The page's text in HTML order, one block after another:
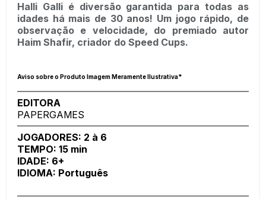
Halli Galli é diversão garantida para todas as
idades há mais de 30 anos! Um jogo rápido, de
observação e velocidade, do premiado autor
Haim Shafir, criador do Speed Cups.
Aviso sobre o Produto Imagem Meramente Ilustrativa*
EDITORA
PAPERGAMES
JOGADORES: 2 à 6
TEMPO: 15 min
IDADE: 6+
IDIOMA: Português